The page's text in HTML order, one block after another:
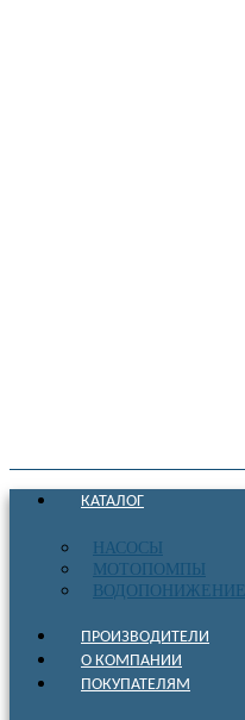
КАТАЛОГ
НАСОСЫ
МОТОПОМПЫ
ВОДОПОНИЖЕНИЕ
ПРОИЗВОДИТЕЛИ
О КОМПАНИИ
ПОКУПАТЕЛЯМ